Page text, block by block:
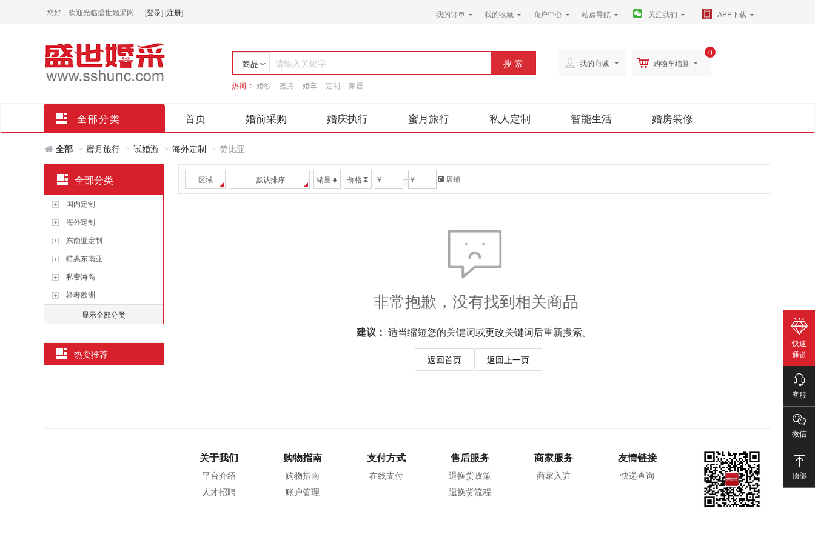
您好，欢迎光临盛世婚采网 [登录][注册] 我的订单 我的收藏 商户中心 站点导航 关注我们 APP下载
商品
店铺
请输入关键字
热词 : 婚纱 蜜月 婚车 定制 家居
0
购物车结算
我的商城
全部分类 首页 婚前采购 婚庆执行 蜜月旅行 私人定制 智能生活 婚房装修
全部 > 蜜月旅行 > 试婚游 > 海外定制 > 赞比亚
区域 默认排序 销量 价格 ¥ ¥ 店铺
非常抱歉，没有找到相关商品
建议： 适当缩短您的关键词或更改关键词后重新搜索。
返回上一页
返回首页
全部分类
国内定制
海外定制
东南亚定制
特惠东南亚
私密海岛
轻奢欧洲
显示全部分类
热卖推荐
关于我们
平台介绍
人才招聘
购物指南
购物指南
账户管理
支付方式
在线支付
售后服务
退换货政策
退换货流程
商家服务
商家入驻
友情链接
快递查询
快速
通道
客服
微信
顶部